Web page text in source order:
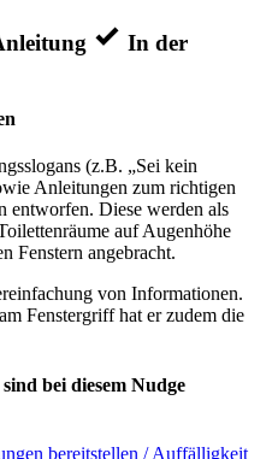
In der
(z.B. „Sei kein
Anleitungen zum richtigen
entworfen. Diese werden als
auf Augenhöhe
Fenstern angebracht.
von Informationen.
Fenstergriff hat er zudem die
bei diesem Nudge
bereitstellen / Auffälligkeit